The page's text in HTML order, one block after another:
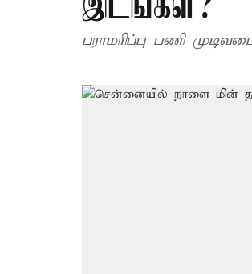
பராமரிப்பு பணி